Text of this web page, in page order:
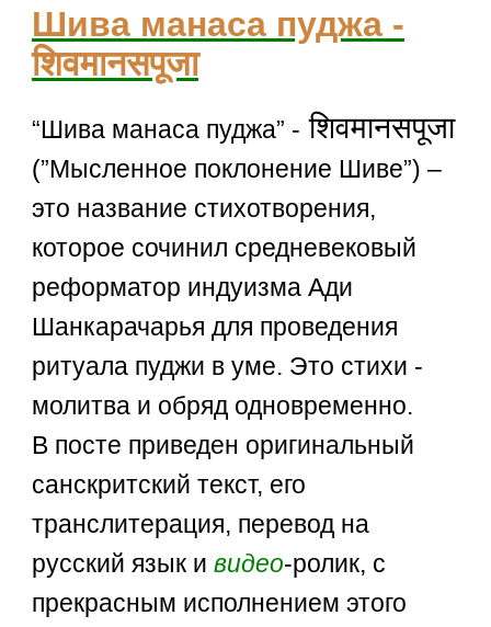
Шива манаса пуджа -
शिवमानसपूजा
“Шива манаса пуджа” - शिवमानसपूजा
(”Мысленное поклонение Шиве”) –
это название стихотворения,
которое сочинил средневековый
реформатор индуизма Ади
Шанкарачарья для проведения
ритуала пуджи в уме. Это стихи -
молитва и обряд одновременно.
В посте приведен оригинальный
санскритский текст, его
транслитерация, перевод на
русский язык ивидео-ролик, с
прекрасным исполнением этого